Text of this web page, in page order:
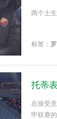
两个土
标签：
托蒂
在接受
甲联赛